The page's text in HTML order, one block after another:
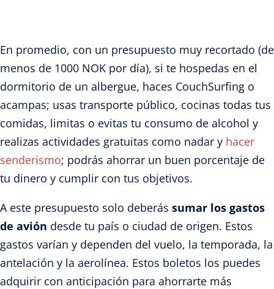
En promedio, con un presupuesto muy recortado (de
menos de 1000 NOK por día), si te hospedas en el
dormitorio de un albergue, haces CouchSurfing o
acampas; usas transporte público, cocinas todas tus
comidas, limitas o evitas tu consumo de alcohol y
realizas actividades gratuitas como nadar y hacer
senderismo; podrás ahorrar un buen porcentaje de
tu dinero y cumplir con tus objetivos.
A este presupuesto solo deberás sumar los gastos
de avión desde tu país o ciudad de origen. Estos
gastos varían y dependen del vuelo, la temporada, la
antelación y la aerolínea. Estos boletos los puedes
adquirir con anticipación para ahorrarte más